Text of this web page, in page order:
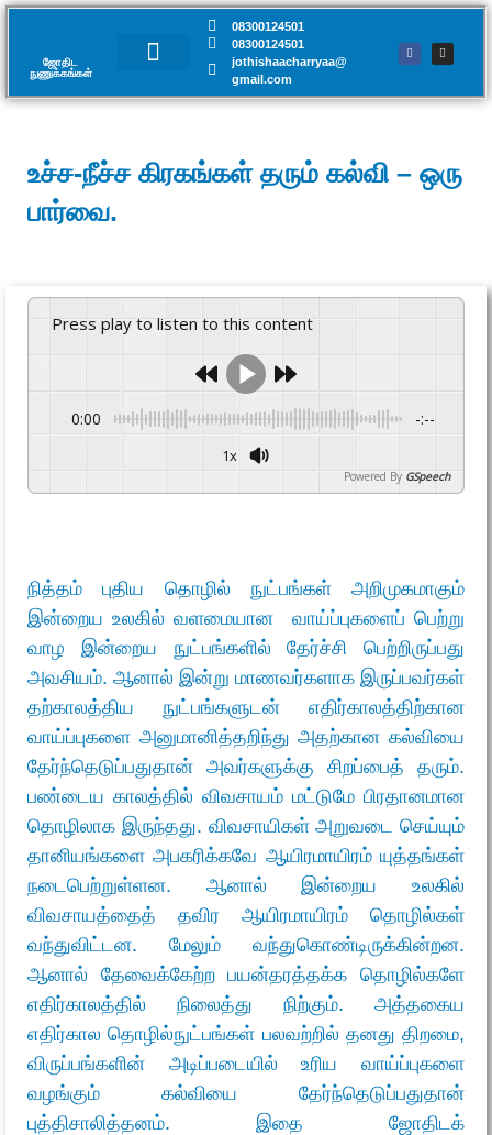
ஜோதிட
நுணுக்கங்கள்​
08300124501
08300124501
jothishaacharryaa@
gmail.com
உச்ச-நீச்ச கிரகங்கள் தரும் கல்வி – ஒரு
பார்வை.
Press play to listen to this content
0:00 -:--
1x
Powered By GSpeech
நித்தம் புதிய தொழில் நுட்பங்கள் அறிமுகமாகும்
இன்றைய உலகில் வளமையான வாய்ப்புகளைப் பெற்று
வாழ இன்றைய நுட்பங்களில் தேர்ச்சி பெற்றிருப்பது
அவசியம். ஆனால் இன்று மாணவர்களாக இருப்பவர்கள்
தற்காலத்திய நுட்பங்களுடன் எதிர்காலத்திற்கான
வாய்ப்புகளை அனுமானித்தறிந்து அதற்கான கல்வியை
தேர்ந்தெடுப்பதுதான் அவர்களுக்கு சிறப்பைத் தரும்.
பண்டைய காலத்தில் விவசாயம் மட்டுமே பிரதானமான
தொழிலாக இருந்தது. விவசாயிகள் அறுவடை செய்யும்
தானியங்களை அபகரிக்கவே ஆயிரமாயிரம் யுத்தங்கள்
நடைபெற்றுள்ளன. ஆனால் இன்றைய உலகில்
விவசாயத்தைத் தவிர ஆயிரமாயிரம் தொழில்கள்
வந்துவிட்டன. மேலும் வந்துகொண்டிருக்கின்றன.
ஆனால் தேவைக்கேற்ற பயன்தரத்தக்க தொழில்களே
எதிர்காலத்தில் நிலைத்து நிற்கும். அத்தகைய
எதிர்கால தொழில்நுட்பங்கள் பலவற்றில் தனது திறமை,
விருப்பங்களின் அடிப்படையில் உரிய வாய்ப்புகளை
வழங்கும் கல்வியை தேர்ந்தெடுப்பதுதான்
புத்திசாலித்தனம். இதை ஜோதிடக்